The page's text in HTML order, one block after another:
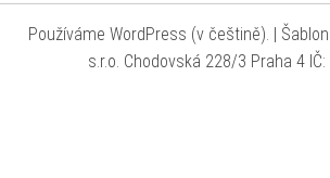
Používáme WordPress (v češtině). |
s.r.o. Chodovská 228/3 Praha 4